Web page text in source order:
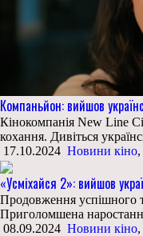
Компаньйон: вийшов
Кінокомпанія New Line
кохання. Дивіться
17.10.2024 Новини кіно,
«Усміхайся 2»: вийшов
Продовження успішного
Приголомшена
08.09.2024 Новини кіно,